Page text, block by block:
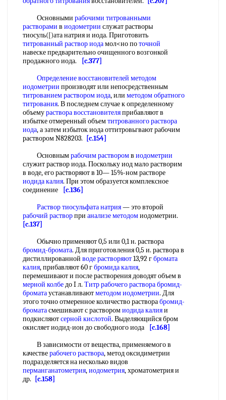
Основными рабочими титрованными
растворами в иодометрии служат растворы
тиосуль([)ата натрия и иода. Приготовить
титрованный раствор иодамол<но поточной
навеске предварительно очищенного возгонкой
продажного иода.
[c.377]
Определение восстановителей методом
иодометрии производят или непосредственным
титрованием раствором иода, или методом обратного
титрования. В последнем случае к определенному
объемураствора восстановителяприбавляют в
избытке отмеренный объемтитрованного раствора
иода, а затем избыток иода оттитровьгвают рабочим
раствором N828203.
[c.154]
Основнымрабочим растворомв иодометрии
служит раствор иода. Поскольку иод мало растворим
в воде, его растворяют в 10— 15%-ном растворе
иодида калия. При этом образуется комплексное
соединение
[c.136]
Раствор тиосульфата натрия— это второй
рабочий растворпри анализе методомиодометрии.
[c.137]
Обычно применяют 0,5 или 0,1 н. раствора
бромид-бромата. Для приготовления 0,5 и. раствора в
дистиллированной воде растворяют13,92 гбромата
калия, прибавляют 60 гбромида калия,
перемешивают и после растворения доводят объем в
мерной колбедо I л. Титр рабочего растворабромид-
броматаустанавливаютметодом иодометрии. Для
этого точно отмеренное количество растворабромид-
броматасмешивают с растворомиодида калияи
подкисляютсерной кислотой. Выделяющийся бром
окисляет иодид-ион до свободного иода
[c.168]
В зависимости от вещества, применяемого в
качестверабочего раствора, метод оксидиметрии
подразделяется на несколько видов
перманганатометрия,иодометрия, хроматометрия и
др.
[c.158]